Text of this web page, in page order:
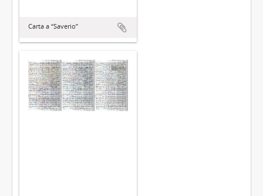
Carta a “Saverio”